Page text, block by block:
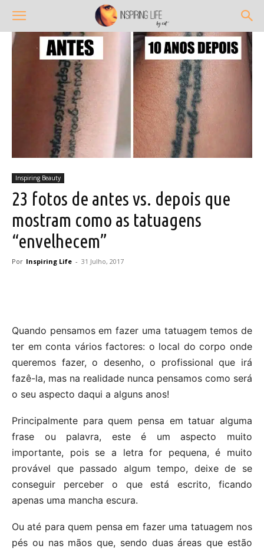
Inspiring Beauty
23 fotos de antes vs. depois que
mostram como as tatuagens
“envelhecem”
Por Inspiring Life - 31 Julho, 2017
Quando pensamos em fazer uma tatuagem temos de
ter em conta vários factores: o local do corpo onde
queremos fazer, o desenho, o profissional que irá
fazê-la, mas na realidade nunca pensamos como será
o seu aspecto daqui a alguns anos!
Principalmente para quem pensa em tatuar alguma
frase ou palavra, este é um aspecto muito
importante, pois se a letra for pequena, é muito
provável que passado algum tempo, deixe de se
conseguir perceber o que está escrito, ficando
apenas uma mancha escura.
Ou até para quem pensa em fazer uma tatuagem nos
pés ou nas mãos que, sendo duas áreas que estão